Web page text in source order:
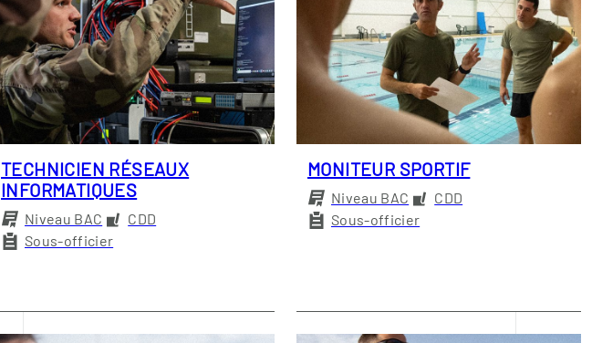
TECHNICIEN RÉSEAUX
INFORMATIQUES
Niveau BAC
CDD
Sous-officier
MONITEUR SPORTIF
Niveau BAC
CDD
Sous-officier